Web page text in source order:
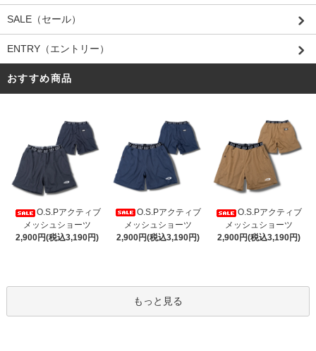
SALE（セール）
ENTRY（エントリー）
おすすめ商品
O.S.Pアクティブ
メッシュショーツ
2,900円(税込3,190円)
O.S.Pアクティブ
メッシュショーツ
2,900円(税込3,190円)
O.S.Pアクティブ
メッシュショーツ
2,900円(税込3,190円)
もっと見る